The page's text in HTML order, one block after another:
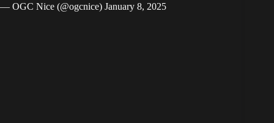
— OGC Nice (@ogcnice) January 8, 2025